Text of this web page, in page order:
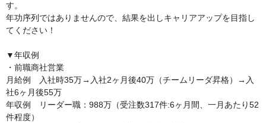
す。
年功序列ではありませんので、結果を出しキャリアアップを目指し
てください！
▼年収例
・前職商社営業
月給例　入社時35万→入社2ヶ月後40万（チームリーダ昇格）→入
社6ヶ月後55万
年収例　リーダー職：988万（受注数317件:6ヶ月間、一月あたり52
件程度）